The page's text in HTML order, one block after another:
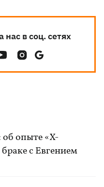
в соц. сетях
опыте «Х-
с Евгением